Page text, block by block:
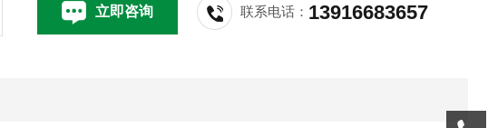
立即咨询 联系电话： 13916683657